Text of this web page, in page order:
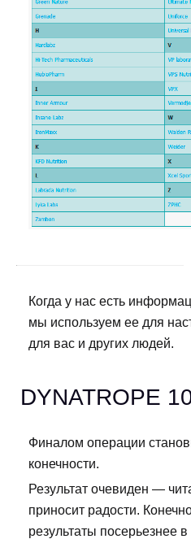
Когда у нас есть
мы используем ее для
для вас и других людей.
DYNATROPE
Финалом операции
конечности.
Результат очевиден —
приносит радости.
результаты посерьезнее